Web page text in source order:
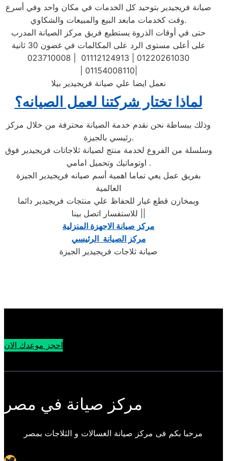
صيانة فريجيدير بتوحيد كل الخدمات في مكان واحد وفي أسرع
وقت كخدمات مابعد البيع والمبيعات والشكاوي.
حتى في أوقات الذروة يستطيع فريق مركز الصيانة المدرب
على أعلى مستوى الرد على المكالمات في غضون 30 ثانية
023710008 | 01112124913 | 01220261030
| 01154008110|
نعمل ايضا علي صيانة فريجيدير بيلا
لماذا تختار شركتنا لعمل الصيانه؟
وذلك ببساطة نحن نقدم خدمة الصيانة محترفة من خلال مركز
رئيسي بالجيزة.
وسلسلة من الفروع لخدمة منتج لصيانة ثلاجاتات فريجيدير فوق
اوتوماتيك وتحميل امامي .
بفريق عمل يعي تماما اهمية أسم صيانه فريجيدير الجيزة
العالمية
وبمخازن قطع غيار للحفاظ علي منتجات فريجيدير دائما
مركز صيانة الاجهزة المنزلية
مركز الصيانة الرئيسي
صيانة ثلاجات فريجيدير الجيزة
احجز موعدك الان
مركز صيانة في مصر
مرحبا بكم فى مركز صيانة الغسالات و الثلاجات بمصر